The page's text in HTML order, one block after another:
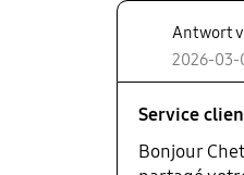
Antwort
2026-03-
Service
Bonjour